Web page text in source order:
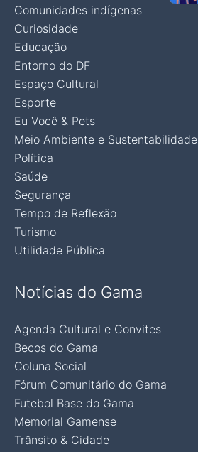
Comunidades indígenas
Curiosidade
Educação
Entorno do DF
Espaço Cultural
Esporte
Eu Você & Pets
Meio Ambiente e Sustentabilidade
Política
Saúde
Segurança
Tempo de Reflexão
Turismo
Utilidade Pública
Notícias do Gama
Agenda Cultural e Convites
Becos do Gama
Coluna Social
Fórum Comunitário do Gama
Futebol Base do Gama
Memorial Gamense
Trânsito & Cidade